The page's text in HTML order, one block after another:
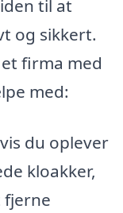
til at
og sikkert.
firma med
med:
du oplever
kloakker,
fjerne